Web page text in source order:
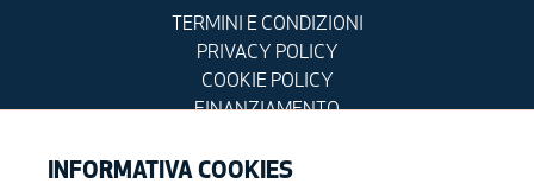
TERMINI E CONDIZIONI
PRIVACY POLICY
COOKIE POLICY
FINANZIAMENTO
INFORMATIVA COOKIES